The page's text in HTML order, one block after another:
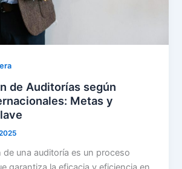
de Auditorías según
Metas y
de una auditoría es un proceso